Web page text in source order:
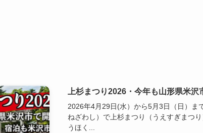
上杉まつり2026・今年も山形県米
2026年4月29日(水）から5月3日（日）ま
ねざわし）で上杉まつり（うえすぎまつ
うほく...